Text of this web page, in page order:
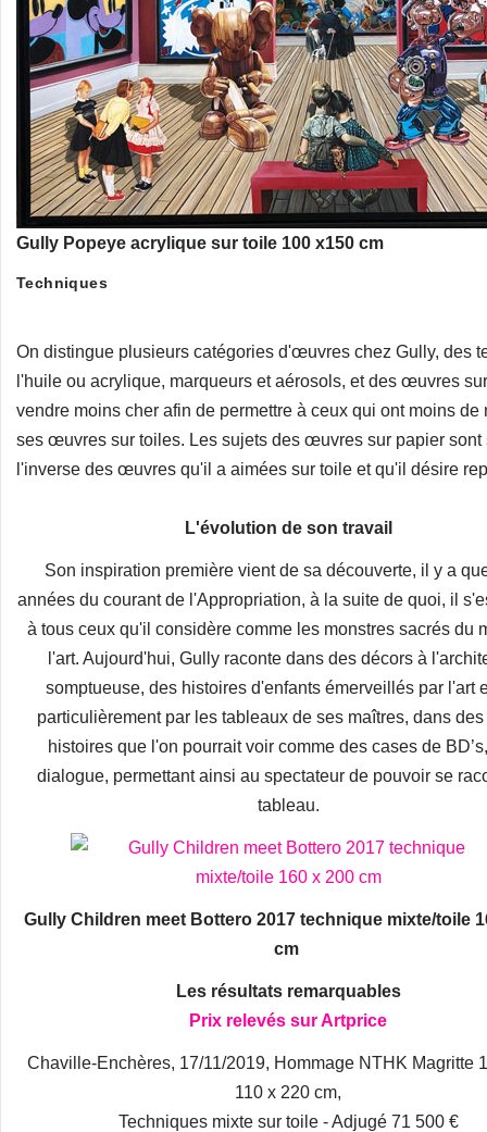
Gully Popeye acrylique sur toile 100 x150 cm
Techniques
On distingue plusieurs catégories d'œuvres chez Gully, des
l'huile ou acrylique, marqueurs et aérosols, et des œuvres
vendre moins cher afin de permettre à ceux qui ont moins
ses œuvres sur toiles. Les sujets des œuvres sur papier
l'inverse des œuvres qu'il a aimées sur toile et qu'il désire
L'évolution de son travail
Son inspiration première vient de sa découverte, il y a
années du courant de l'Appropriation, à la suite de quoi, il
à tous ceux qu'il considère comme les monstres sacrés du
l'art. Aujourd'hui, Gully raconte dans des décors à
somptueuse, des histoires d'enfants émerveillés par l'art
particulièrement par les tableaux de ses maîtres, dans
histoires que l'on pourrait voir comme des cases de
dialogue, permettant ainsi au spectateur de pouvoir se
tableau.
Gully Children meet Bottero 2017 technique mixte/toile
cm
Les résultats remarquables
Prix relevés sur Artprice
Chaville-Enchères, 17/11/2019, Hommage NTHK Magritte
110 x 220 cm,
Techniques mixte sur toile - Adjugé 71 500 €